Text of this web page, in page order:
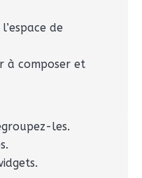
de
à composer et
les.